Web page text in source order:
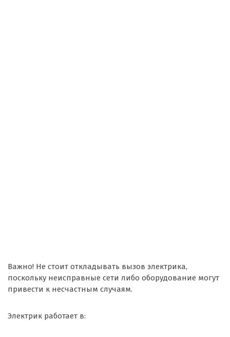
Важно! Не стоит откладывать вызов электрика,
поскольку неисправные сети либо оборудование могут
привести к несчастным случаям.
Электрик работает в: